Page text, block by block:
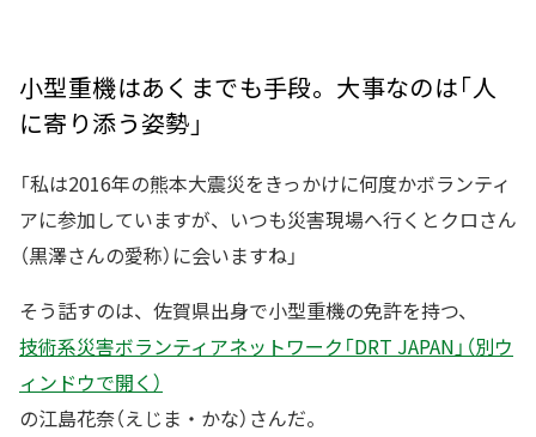
小型重機はあくまでも手段。大事なのは「人
に寄り添う姿勢」
「私は2016年の熊本大震災をきっかけに何度かボランティ
アに参加していますが、いつも災害現場へ行くとクロさん
（黒澤さんの愛称）に会いますね」
そう話すのは、佐賀県出身で小型重機の免許を持つ、
技術系災害ボランティアネットワーク「DRT JAPAN」（別ウ
ィンドウで開く）
の江島花奈（えじま・かな）さんだ。